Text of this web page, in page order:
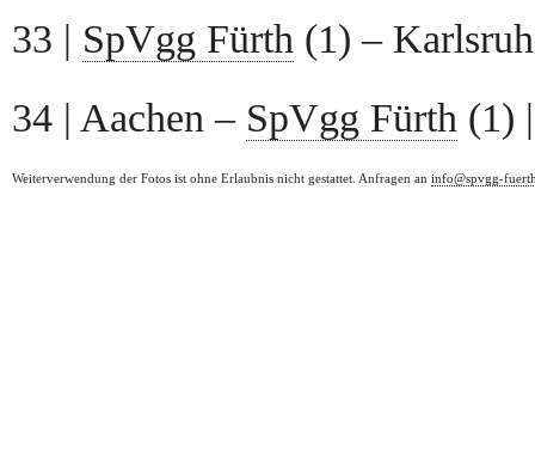
33 | SpVgg Fürth (1) –
34 | Aachen – SpVgg Fürth (1)
Weiterverwendung der Fotos ist ohne Erlaubnis nicht gestattet. Anfragen an info@spvgg-